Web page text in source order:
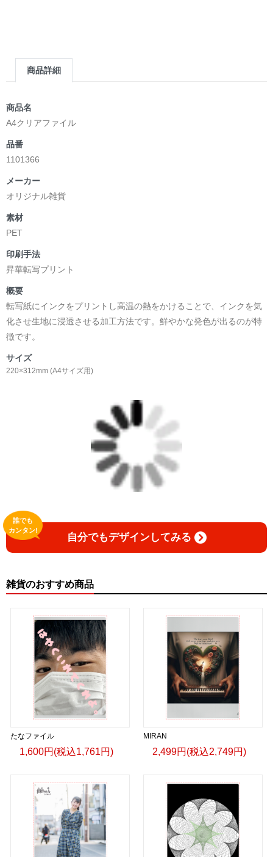
商品詳細
商品名
A4クリアファイル
品番
1101366
メーカー
オリジナル雑貨
素材
PET
印刷手法
昇華転写プリント
概要
転写紙にインクをプリントし高温の熱をかけることで、インクを気
化させ生地に浸透させる加工方法です。鮮やかな発色が出るのが特
徴です。
サイズ
220×312mm (A4サイズ用)
自分でもデザインしてみる
誰でも
カンタン!
雑貨のおすすめ商品
たなファイル
1,600円(税込1,761円)
MIRAN
2,499円(税込2,749円)